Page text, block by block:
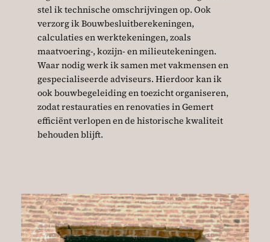
stel ik technische omschrijvingen op. Ook
verzorg ik Bouwbesluitberekeningen,
calculaties en werktekeningen, zoals
maatvoering-, kozijn- en milieutekeningen.
Waar nodig werk ik samen met vakmensen en
gespecialiseerde adviseurs. Hierdoor kan ik
ook bouwbegeleiding en toezicht organiseren,
zodat restauraties en renovaties in Gemert
efficiënt verlopen en de historische kwaliteit
behouden blijft.